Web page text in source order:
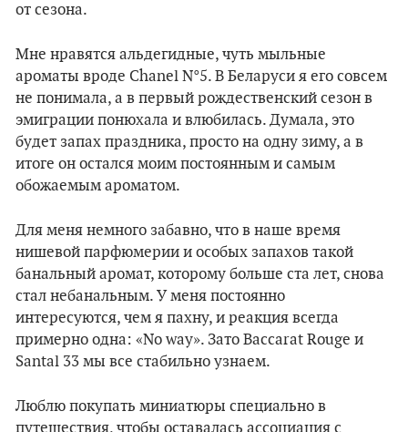
от сезона.
Мне нравятся альдегидные, чуть мыльные
ароматы вроде Chanel N°5. В Беларуси я его совсем
не понимала, а в первый рождественский сезон в
эмиграции понюхала и влюбилась. Думала, это
будет запах праздника, просто на одну зиму, а в
итоге он остался моим постоянным и самым
обожаемым ароматом.
Для меня немного забавно, что в наше время
нишевой парфюмерии и особых запахов такой
банальный аромат, которому больше ста лет, снова
стал небанальным. У меня постоянно
интересуются, чем я пахну, и реакция всегда
примерно одна: «No way». Зато Baccarat Rouge и
Santal 33 мы все стабильно узнаем.
Люблю покупать миниатюры специально в
путешествия, чтобы оставалась ассоциация с